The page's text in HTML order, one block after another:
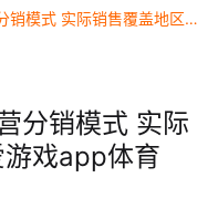
外媒发文吐槽V社的自营分销模式 实际销售覆盖地区有限 - 爱游戏app体育
分销模式 实际
戏app体育